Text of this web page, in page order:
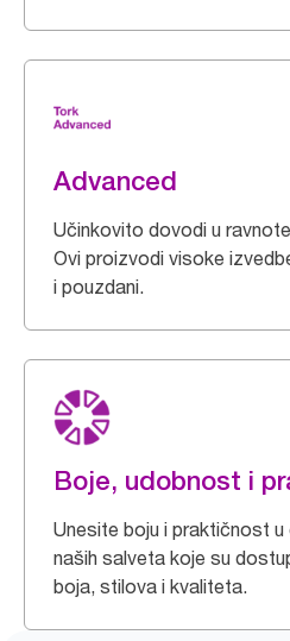
Advanced
Učinkovito dovodi u
Ovi proizvodi visoke
i pouzdani.
Boje, udobnost i
Unesite boju i praktičnost
naših salveta koje su
boja, stilova i kvaliteta.